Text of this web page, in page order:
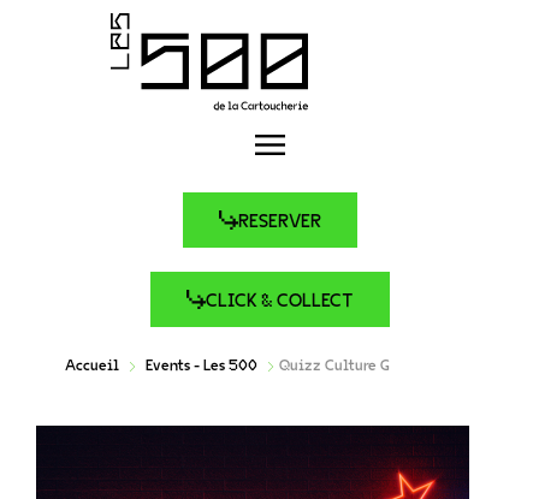
RESERVER
CLICK & COLLECT
Accueil Events - Les 500 Quizz Culture G